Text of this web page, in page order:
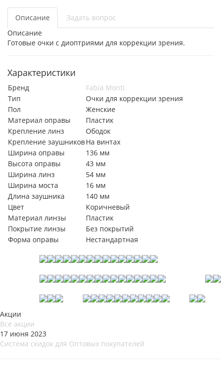
Описание
Задать вопрос
Описание
Готовые очки с диоптриями для коррекции зрения.
Характеристики
Бренд
Fabia Monti
Тип
Очки для коррекции зрения
Пол
Женские
Материал оправы
Пластик
Крепление линз
Ободок
Крепление заушниковНа винтах
Ширина оправы
136 мм
Высота оправы
43 мм
Ширина линз
54 мм
Ширина моста
16 мм
Длина заушника
140 мм
Цвет
Коричневый
Материал линзы
Пластик
Покрытие линзы
Без покрытий
Форма оправы
Нестандартная
Акции
Все акции
17 июня 2023
Система скидок для Оптовых покупателей